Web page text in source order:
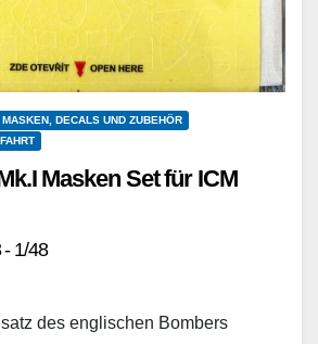
DECALS UND ZUBEHÖR
Masken Set für ICM
- 1/48
des englischen Bombers